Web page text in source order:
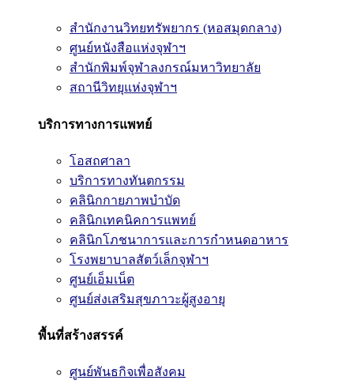
สำนักงานวิทยทรัพยากร (หอสมุดกลาง)
ศูนย์หนังสือแห่งจุฬาฯ
สำนักพิมพ์จุฬาลงกรณ์มหาวิทยาลัย
สถานีวิทยุแห่งจุฬาฯ
บริการทางการแพทย์
โอสถศาลา
บริการทางทันตกรรม
คลินิกกายภาพบำบัด
คลินิกเทคนิคการแพทย์
คลินิกโภชนาการและการกำหนดอาหาร
โรงพยาบาลสัตว์เล็กจุฬาฯ
ศูนย์เอ็มเน็ต
ศูนย์ส่งเสริมสุขภาวะผู้สูงอายุ
พื้นที่สร้างสรรค์
ศูนย์พันธกิจเพื่อสังคม